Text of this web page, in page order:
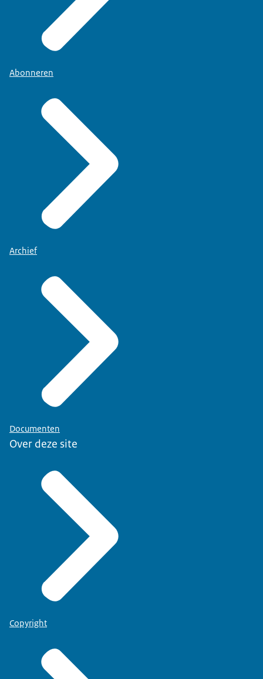
Abonneren
Archief
Documenten
Over deze site
Copyright